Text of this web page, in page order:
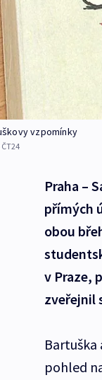
vzpomínky
ČT24
Praha –
přímých
obou
v Praze,
zveřejnil
Bartuška
pohled